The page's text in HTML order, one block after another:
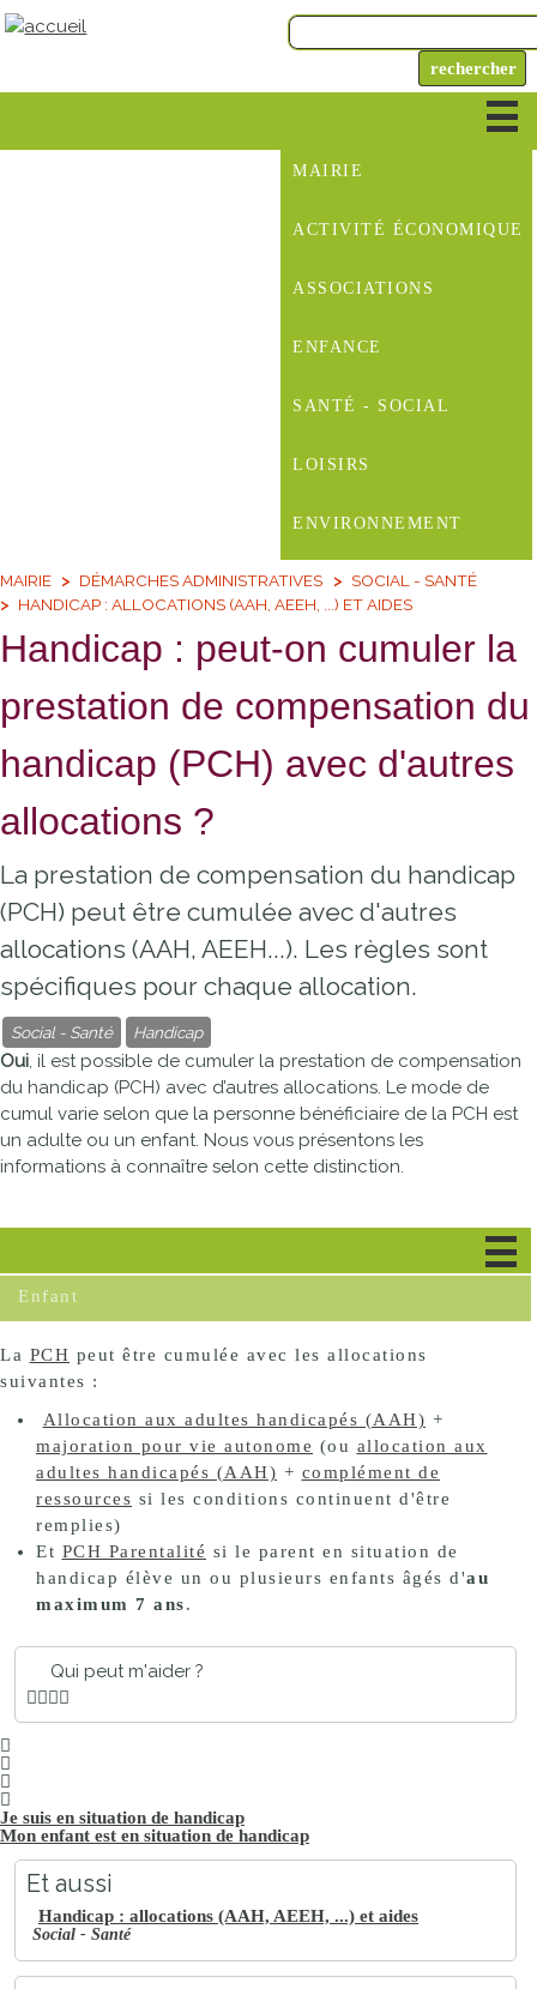
MAIRIE
ACTIVITÉ ÉCONOMIQUE
ASSOCIATIONS
ENFANCE
SANTÉ - SOCIAL
LOISIRS
ENVIRONNEMENT
MAIRIE DÉMARCHES ADMINISTRATIVES
SOCIAL - SANTÉ
HANDICAP : ALLOCATIONS (AAH, AEEH, ...) ET AIDES
Handicap : peut-on cumuler la
prestation de compensation du
handicap (PCH) avec d'autres
allocations ?
La prestation de compensation du handicap
(PCH) peut être cumulée avec d'autres
allocations (AAH, AEEH...). Les règles sont
spécifiques pour chaque allocation.
Social - Santé Handicap
Oui, il est possible de cumuler la prestation de compensation
du handicap (PCH) avec d’autres allocations. Le mode de
cumul varie selon que la personne bénéficiaire de la PCH est
un adulte ou un enfant. Nous vous présentons les
informations à connaître selon cette distinction.
Enfant
La PCH peut être cumulée avec les allocations
suivantes :
Allocation aux adultes handicapés (AAH) +
majoration pour vie autonome (ou allocation aux
adultes handicapés (AAH) + complément de
ressources si les conditions continuent d'être
remplies)
Et PCH Parentalité si le parent en situation de
handicap élève un ou plusieurs enfants âgés d'au
maximum 7 ans.
Qui peut m'aider ?
Je suis en situation de handicap
Mon enfant est en situation de handicap
Et aussi
Handicap : allocations (AAH, AEEH, ...) et aides
Social - Santé